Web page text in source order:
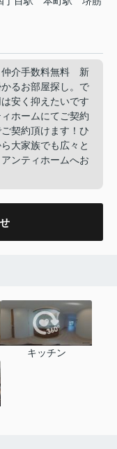
仲介手数料無料 新
るお部屋探し。で
安く抑えたいです
ホームにてご契約
契約頂けます！ひ
大家族でも広々と
ンティホームへお
キッチン